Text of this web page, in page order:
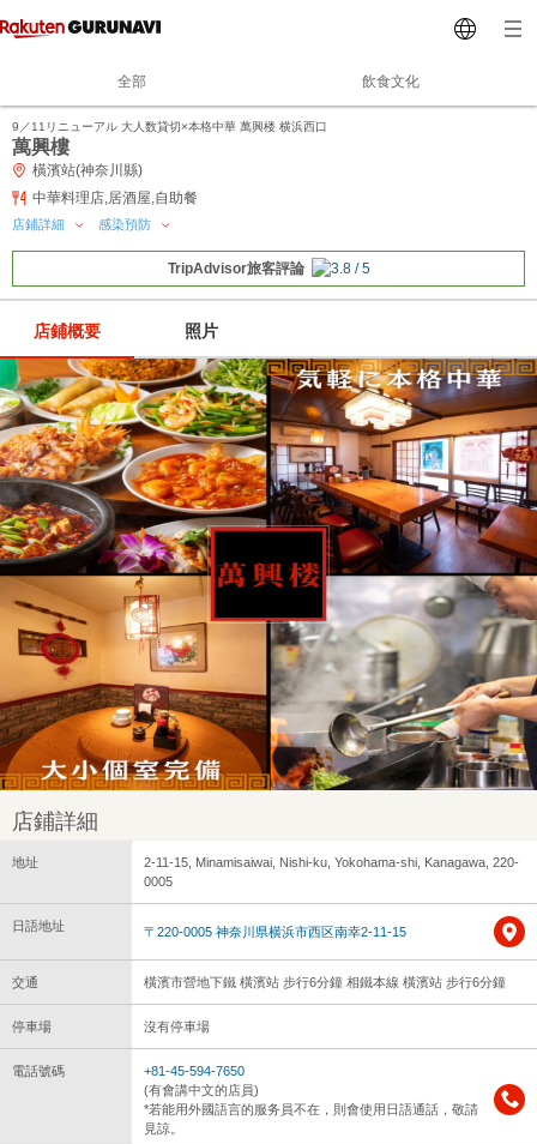
全部 飲食文化
9／11リニューアル 大人数貸切×本格中華 萬興楼 横浜西口
萬興樓
橫濱站(神奈川縣)
中華料理店,居酒屋,自助餐
店鋪詳細 感染預防
TripAdvisor旅客評論
店鋪概要 照片
店鋪詳細
地址
2-11-15, Minamisaiwai, Nishi-ku, Yokohama-shi, Kanagawa, 220-
0005
日語地址 〒220-0005 神奈川県横浜市西区南幸2-11-15
交通 橫濱市營地下鐵 橫濱站 步行6分鐘 相鐵本線 橫濱站 步行6分鐘
停車場 沒有停車場
電話號碼
+81-45-594-7650
(有會講中文的店員)
*若能用外國語言的服务員不在，則會使用日語通話，敬請
見諒。